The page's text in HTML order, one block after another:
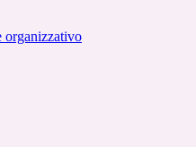
organizzativo